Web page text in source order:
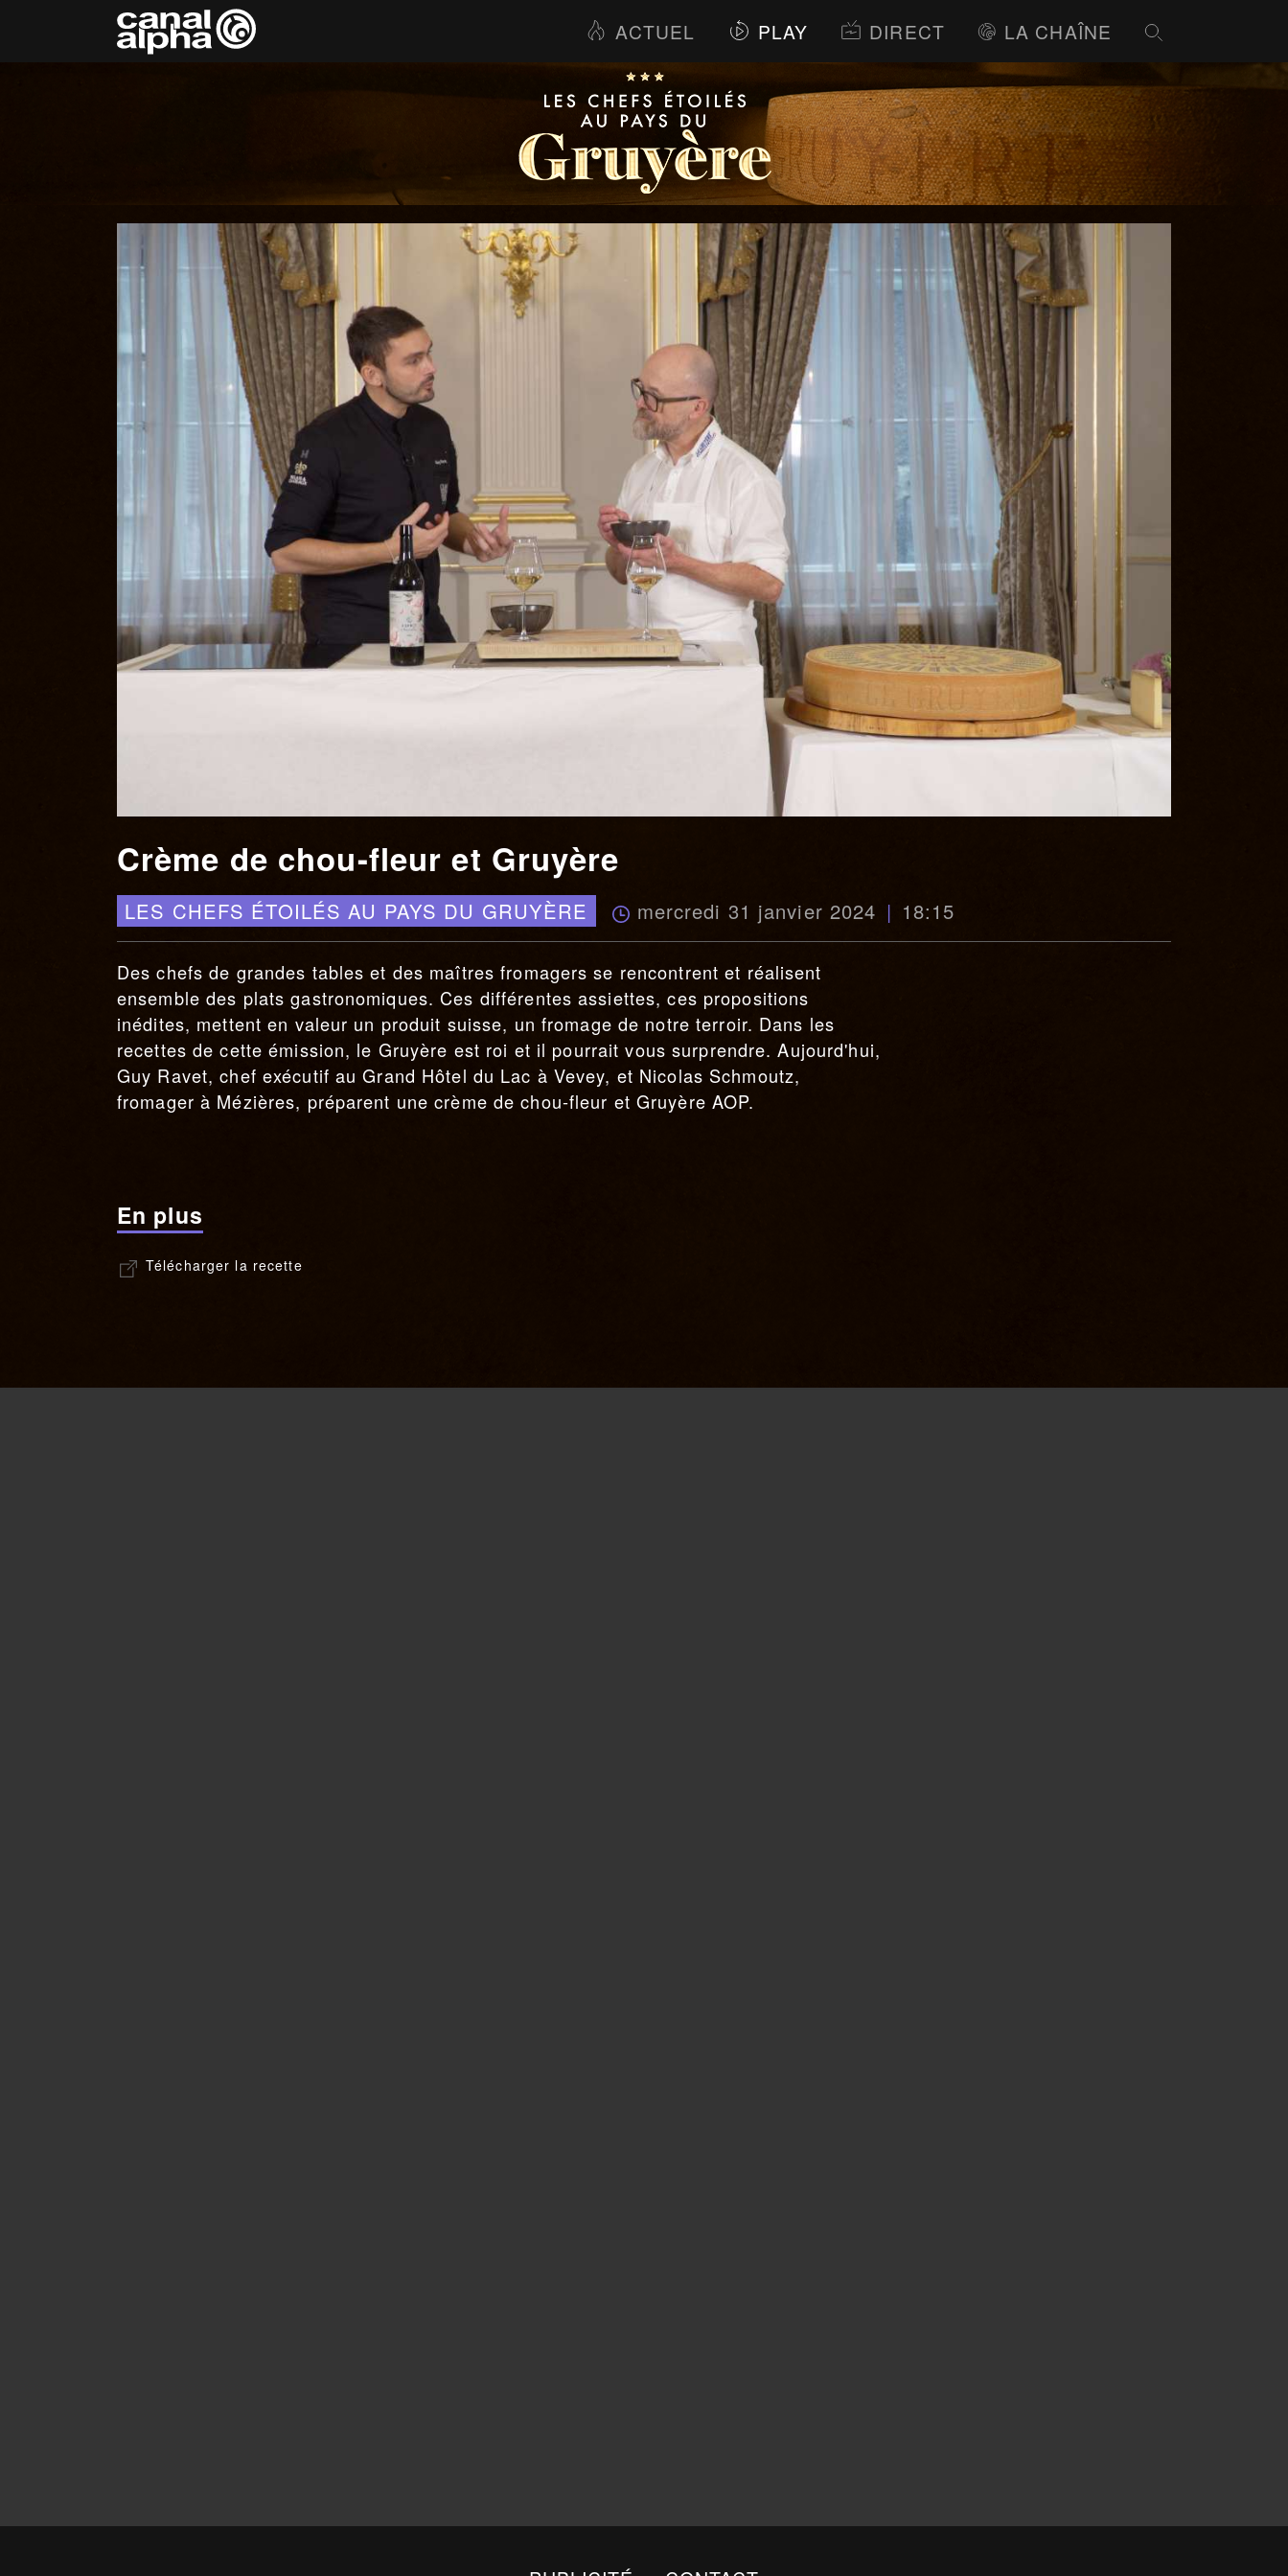
ACTUEL PLAY DIRECT LA CHAÎNE
Crème de chou-fleur et Gruyère
LES CHEFS ÉTOILÉS AU PAYS DU GRUYÈRE mercredi 31 janvier 2024 18:15
Des chefs de grandes tables et des maîtres fromagers se rencontrent et réalisent
ensemble des plats gastronomiques. Ces différentes assiettes, ces propositions
inédites, mettent en valeur un produit suisse, un fromage de notre terroir. Dans les
recettes de cette émission, le Gruyère est roi et il pourrait vous surprendre. Aujourd'hui,
Guy Ravet, chef exécutif au Grand Hôtel du Lac à Vevey, et Nicolas Schmoutz,
fromager à Mézières, préparent une crème de chou-fleur et Gruyère AOP.
En plus
Télécharger la recette